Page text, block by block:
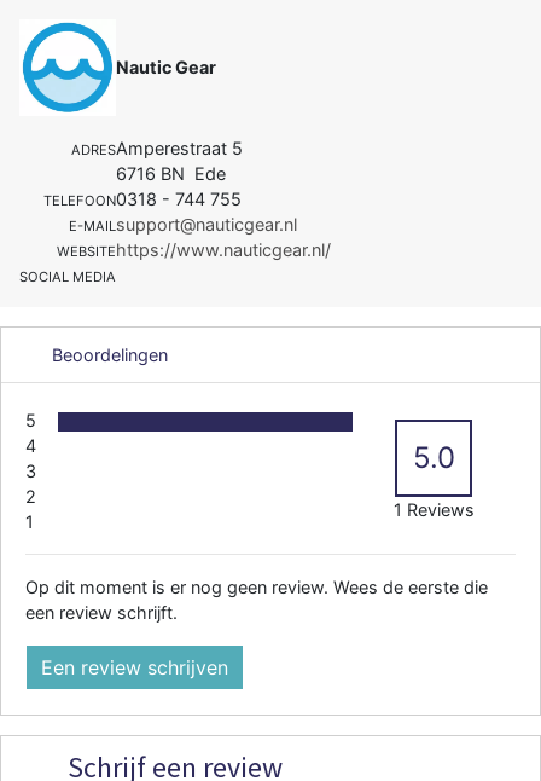
Nautic Gear
ADRESAmperestraat 5
6716 BN Ede
TELEFOON0318 - 744 755
E-MAILsupport@nauticgear.nl
WEBSITEhttps://www.nauticgear.nl/
SOCIAL MEDIA
Beoordelingen
5
4
3
2
1
5.0
1 Reviews
Op dit moment is er nog geen review. Wees de eerste die
een review schrijft.
Een review schrijven
Schrijf een review